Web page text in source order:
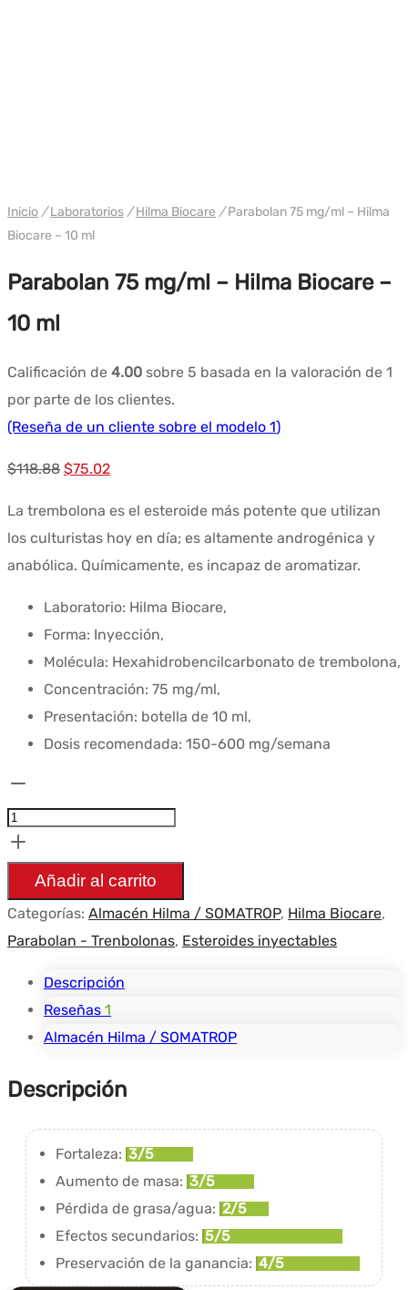
Inicio / Laboratorios / Hilma Biocare /Parabolan 75 mg/ml – Hilma
Biocare – 10 ml
Parabolan 75 mg/ml – Hilma Biocare –
10 ml
Calificación de 4.00 sobre 5 basada en la valoración de 1
por parte de los clientes.
(Reseña de un cliente sobre el modelo 1)
$118.88 El
$75.02El
es:
La trembolona es el esteroide más potente que utilizan
los culturistas hoy en día; es altamente androgénica y
anabólica. Químicamente, es incapaz de aromatizar.
Laboratorio: Hilma Biocare,
Forma: Inyección,
Molécula: Hexahidrobencilcarbonato de trembolona,
Concentración: 75 mg/ml,
Presentación: botella de 10 ml,
Dosis recomendada: 150-600 mg/semana
Parabolan
-
Hilma
Biocare
-
10ml
Añadir al carrito
Categorías: Almacén Hilma / SOMATROP, Hilma Biocare,
Parabolan - Trenbolonas, Esteroides inyectables
Descripción
Reseñas 1
Almacén Hilma / SOMATROP
Descripción
Fortaleza: 3/5
Aumento de masa: 3/5
Pérdida de grasa/agua: 2/5
Efectos secundarios: 5/5
Preservación de la ganancia: 4/5